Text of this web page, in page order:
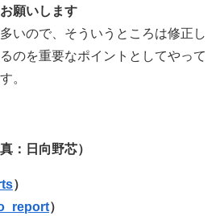
願いします
いので、そういうところは修正し
のを重要なポイントとしてやって
。
：日向野芯）
）
）